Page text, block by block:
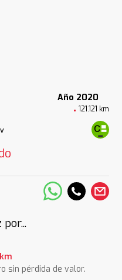
Año 2020
121.121 km
sin pérdida de valor.